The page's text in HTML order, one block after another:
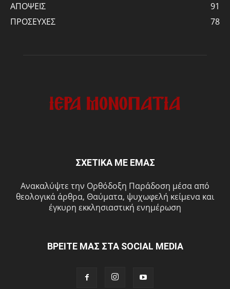
ΑΠΟΨΕΙΣ
91
ΠΡΟΣΕΥΧΕΣ
78
ΣΧΕΤΙΚΑ ΜΕ ΕΜΑΣ
Ανακαλύψτε την Ορθόδοξη Παράδοση μέσα από
θεολογικά άρθρα, Θαύματα, ψυχωφελή κείμενα και
έγκυρη εκκλησιαστική ενημέρωση
ΒΡΕΙΤΕ ΜΑΣ ΣΤΑ SOCIAL MEDIA